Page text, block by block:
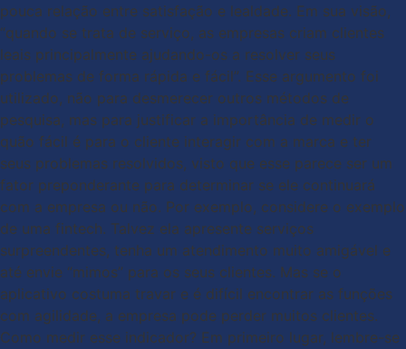
pouca relação entre satisfação e lealdade. Em sua visão,
“quando se trata de serviço, as empresas criam clientes
leais principalmente ajudando-os a resolver seus
problemas de forma rápida e fácil”. Esse argumento foi
utilizado, não para desmerecer outros métodos de
pesquisa, mas para justificar a importância de medir o
quão fácil é para o cliente interagir com a marca e ter
seus problemas resolvidos, visto que esse parece ser um
fator preponderante para determinar se ele continuará
com a empresa ou não. Por exemplo, considere o exemplo
de uma fintech. Talvez ela apresente serviços
surpreendentes, tenha um atendimento muito amigável e
até envie “mimos” para os seus clientes. Mas se o
aplicativo costuma travar e é difícil encontrar as funções
com agilidade, a empresa pode perder muitos clientes.
Como medir esse indicador? Em primeiro lugar, lembre-se